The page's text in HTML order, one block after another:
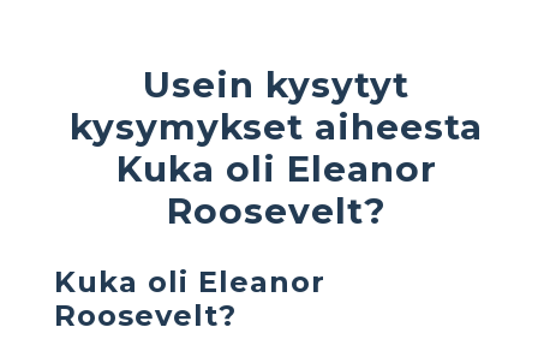
Usein kysytyt
kysymykset aiheesta
Kuka oli Eleanor
Roosevelt?
Kuka oli Eleanor
Roosevelt?